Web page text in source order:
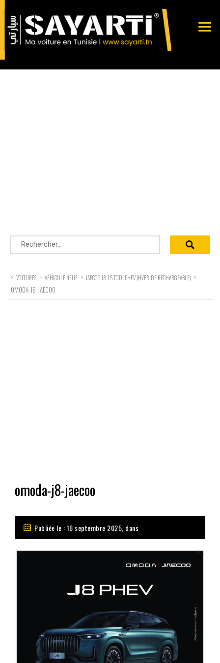
Rechercher :
> VOITURES > VÉHICULE NEUF > JAECOO J8 1.5 TGDI PHEV (HYBRIDE RECHARGEABLE) >
OMODA-J8-JAECOO
omoda-j8-jaecoo
Publiée le : 16 septembre 2025, dans